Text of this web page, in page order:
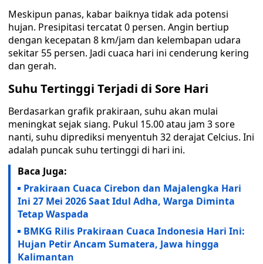
Meskipun panas, kabar baiknya tidak ada potensi
hujan. Presipitasi tercatat 0 persen. Angin bertiup
dengan kecepatan 8 km/jam dan kelembapan udara
sekitar 55 persen. Jadi cuaca hari ini cenderung kering
dan gerah.
Suhu Tertinggi Terjadi di Sore Hari
Berdasarkan grafik prakiraan, suhu akan mulai
meningkat sejak siang. Pukul 15.00 atau jam 3 sore
nanti, suhu diprediksi menyentuh 32 derajat Celcius. Ini
adalah puncak suhu tertinggi di hari ini.
Baca Juga:
Prakiraan Cuaca Cirebon dan Majalengka Hari
Ini 27 Mei 2026 Saat Idul Adha, Warga Diminta
Tetap Waspada
BMKG Rilis Prakiraan Cuaca Indonesia Hari Ini:
Hujan Petir Ancam Sumatera, Jawa hingga
Kalimantan